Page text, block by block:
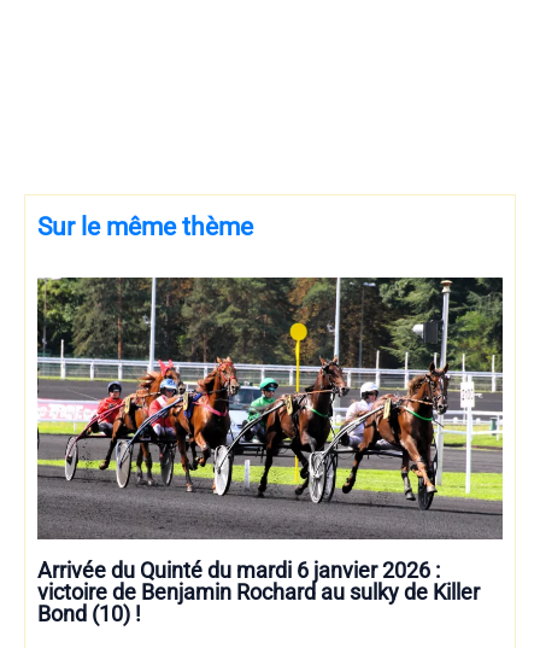
Sur le même thème
Arrivée du Quinté du mardi 6 janvier 2026 :
victoire de Benjamin Rochard au sulky de Killer
Bond (10) !